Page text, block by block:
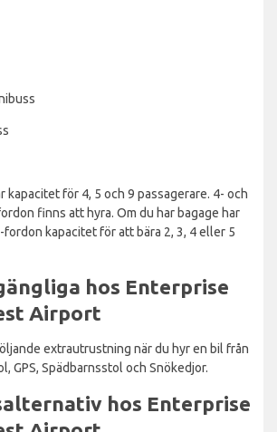
kapacitet för 4, 5 och 9 passagerare. 4- och
finns att hyra. Om du har bagage har
kapacitet för att bära 2, 3, 4 eller 5
hos Enterprise
Airport
extrautrustning när du hyr en bil från
GPS, Spädbarnsstol och Snökedjor.
hos Enterprise